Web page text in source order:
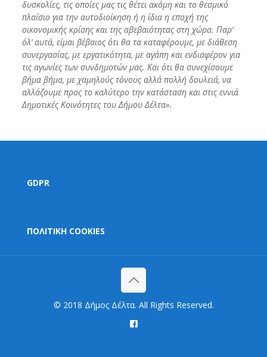
δυσκολίες, τις οποίες μας τις θέτει ακόμη και το θεσμικό
πλαίσιο για την αυτοδιοίκηση ή η ίδια η εποχή της
οικονομικής κρίσης και της αβεβαιότητας στη χώρα. Παρ’
όλ’ αυτά, είμαι βέβαιος ότι θα τα καταφέρουμε, με διάθεση
συνεργασίας, με εργατικότητα, με αγάπη και ενδιαφέρον για
τις αγωνίες των συνδημοτών μας. Και ότι θα συνεχίσουμε
βήμα βήμα, με χαμηλούς τόνους αλλά πολλή δουλειά, να
αλλάζουμε προς το καλύτερο την κατάσταση και στις εννιά
Δημοτικές Κοινότητες του Δήμου Δέλτα».
GDPR
ΠΟΛΙΤΙΚΗ COOKIES
© 2018 Δήμος Δέλτα. All Rights Reserved.